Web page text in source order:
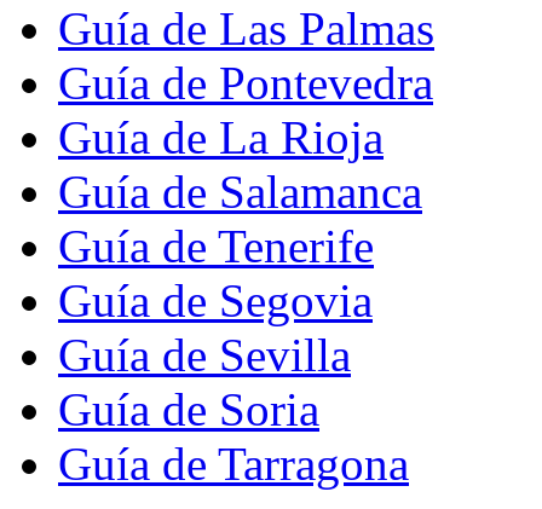
Guía de Las Palmas
Guía de Pontevedra
Guía de La Rioja
Guía de Salamanca
Guía de Tenerife
Guía de Segovia
Guía de Sevilla
Guía de Soria
Guía de Tarragona